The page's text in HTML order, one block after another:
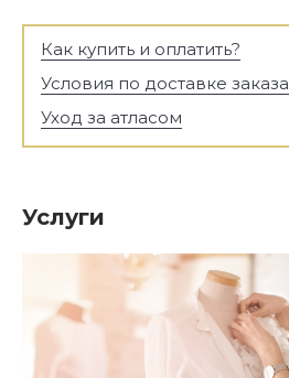
Как купить и оплатить?
Условия по доставке заказа
Уход за атласом
Услуги